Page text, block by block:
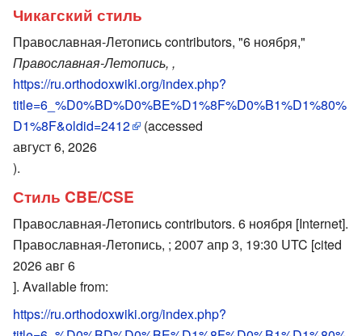
Чикагский стиль
Православная-Летопись contributors, "6 ноября,"
Православная-Летопись, ,
https://ru.orthodoxwiki.org/index.php?
title=6_%D0%BD%D0%BE%D1%8F%D0%B1%D1%80%
D1%8F&oldid=2412
(accessed
август 6, 2026
).
Стиль CBE/CSE
Православная-Летопись contributors. 6 ноября [Internet].
Православная-Летопись, ; 2007 апр 3, 19:30 UTC [cited
2026 авг 6
]. Available from:
https://ru.orthodoxwiki.org/index.php?